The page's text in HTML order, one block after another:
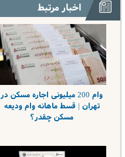
اخبار مرتبط
وام 200 میلیونی اجاره مسکن در
تهران | قسط ماهانه وام ودیعه
مسکن چقدر؟